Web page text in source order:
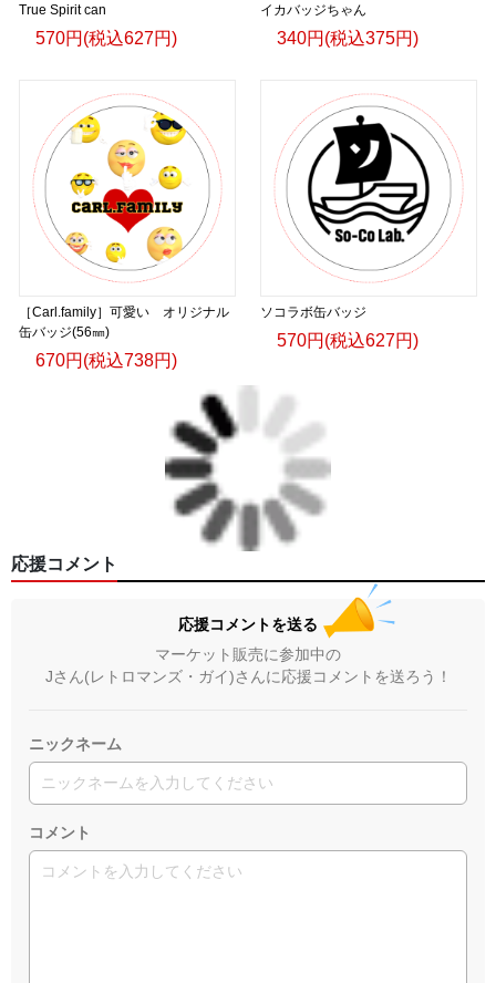
True Spirit can
570円(税込627円)
イカバッジちゃん
340円(税込375円)
［Carl.family］可愛い オリジナル
缶バッジ(56㎜)
670円(税込738円)
ソコラボ缶バッジ
570円(税込627円)
応援コメント
応援コメントを送る
マーケット販売に参加中の
Jさん(レトロマンズ・ガイ)さんに応援コメントを送ろう！
ニックネーム
コメント